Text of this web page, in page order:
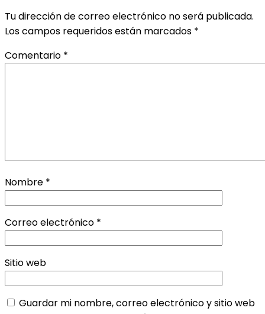
Tu dirección de correo electrónico no será publicada.
Los campos requeridos están marcados *
Comentario *
Nombre *
Correo electrónico *
Sitio web
Guardar mi nombre, correo electrónico y sitio web